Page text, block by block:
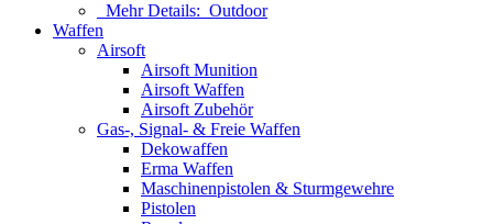
Mehr Details: Outdoor
Waffen
Airsoft
Airsoft Munition
Airsoft Waffen
Airsoft Zubehör
Gas-, Signal- & Freie Waffen
Dekowaffen
Erma Waffen
Maschinenpistolen & Sturmgewehre
Pistolen